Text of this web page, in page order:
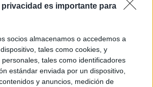
privacidad es importante para
socios almacenamos o accedemos a
tales como cookies, y
tales como identificadores
estándar enviada por un dispositivo,
y anuncios, medición de